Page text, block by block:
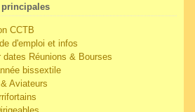
principales
CCTB
d'emploi et infos
dates Réunions & Bourses
bissextile
Aviateurs